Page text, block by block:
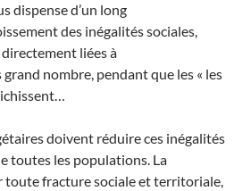
dispense d’un long
des inégalités sociales,
liées à
nombre, pendant que les « les
doivent réduire ces inégalités
toutes les populations. La
fracture sociale et territoriale,